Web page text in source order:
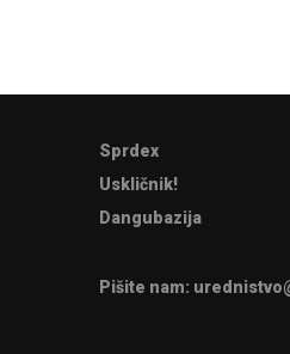
Sprdex
Uskličnik!
Dangubazija
Pišite nam: